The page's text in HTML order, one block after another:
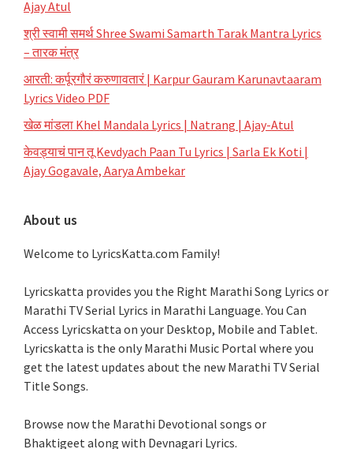
Ajay Atul
श्री स्वामी समर्थ Shree Swami Samarth Tarak Mantra Lyrics
– तारक मंत्र
आरती: कर्पूरगौरं करुणावतारं | Karpur Gauram Karunavtaaram
Lyrics Video PDF
खेळ मांडला Khel Mandala Lyrics | Natrang | Ajay-Atul
केवड्याचं पान तू Kevdyach Paan Tu Lyrics | Sarla Ek Koti |
Ajay Gogavale, Aarya Ambekar
About us
Welcome to LyricsKatta.com Family!
Lyricskatta provides you the Right Marathi Song Lyrics or
Marathi TV Serial Lyrics in Marathi Language. You Can
Access Lyricskatta on your Desktop, Mobile and Tablet.
Lyricskatta is the only Marathi Music Portal where you
get the latest updates about the new Marathi TV Serial
Title Songs.
Browse now the Marathi Devotional songs or
Bhaktigeet along with Devnagari Lyrics.